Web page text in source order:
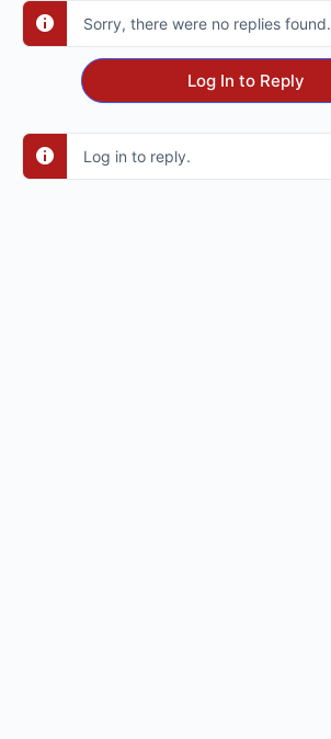
Sorry, there were no replies found.
Log In to Reply
Log in to reply.